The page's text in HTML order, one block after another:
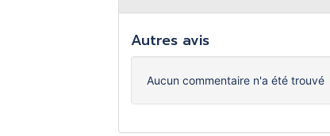
Autres avis
Aucun commentaire n'a été trouvé